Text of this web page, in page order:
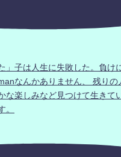
」子は人生に失敗した。負け
なんかありません、 残りの
な楽しみなど見つけて生きて
。